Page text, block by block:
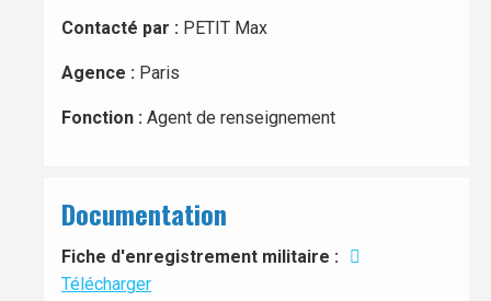
Contacté par : PETIT Max
Agence : Paris
Fonction : Agent de renseignement
Documentation
Fiche d'enregistrement militaire :
Télécharger